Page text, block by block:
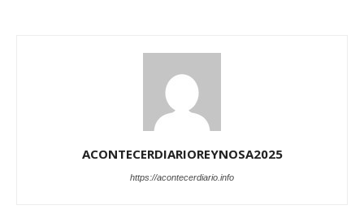
ACONTECERDIARIOREYNOSA2025
https://acontecerdiario.info